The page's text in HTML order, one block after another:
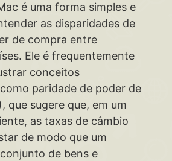
é uma forma simples e
as disparidades de
de compra entre
Ele é frequentemente
conceitos
paridade de poder de
que sugere que, em um
as taxas de câmbio
de modo que um
de bens e